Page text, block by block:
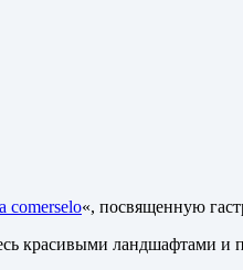
comerselo«, посвященную
красивыми ландшафтами и